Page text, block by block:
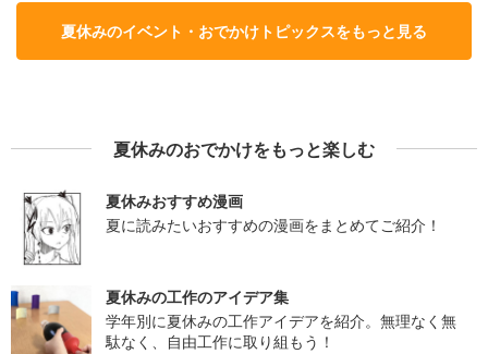
夏休みのイベント・おでかけトピックスをもっと見る
夏休みのおでかけをもっと楽しむ
夏休みおすすめ漫画
夏に読みたいおすすめの漫画をまとめてご紹介！
夏休みの工作のアイデア集
学年別に夏休みの工作アイデアを紹介。無理なく無
駄なく、自由工作に取り組もう！